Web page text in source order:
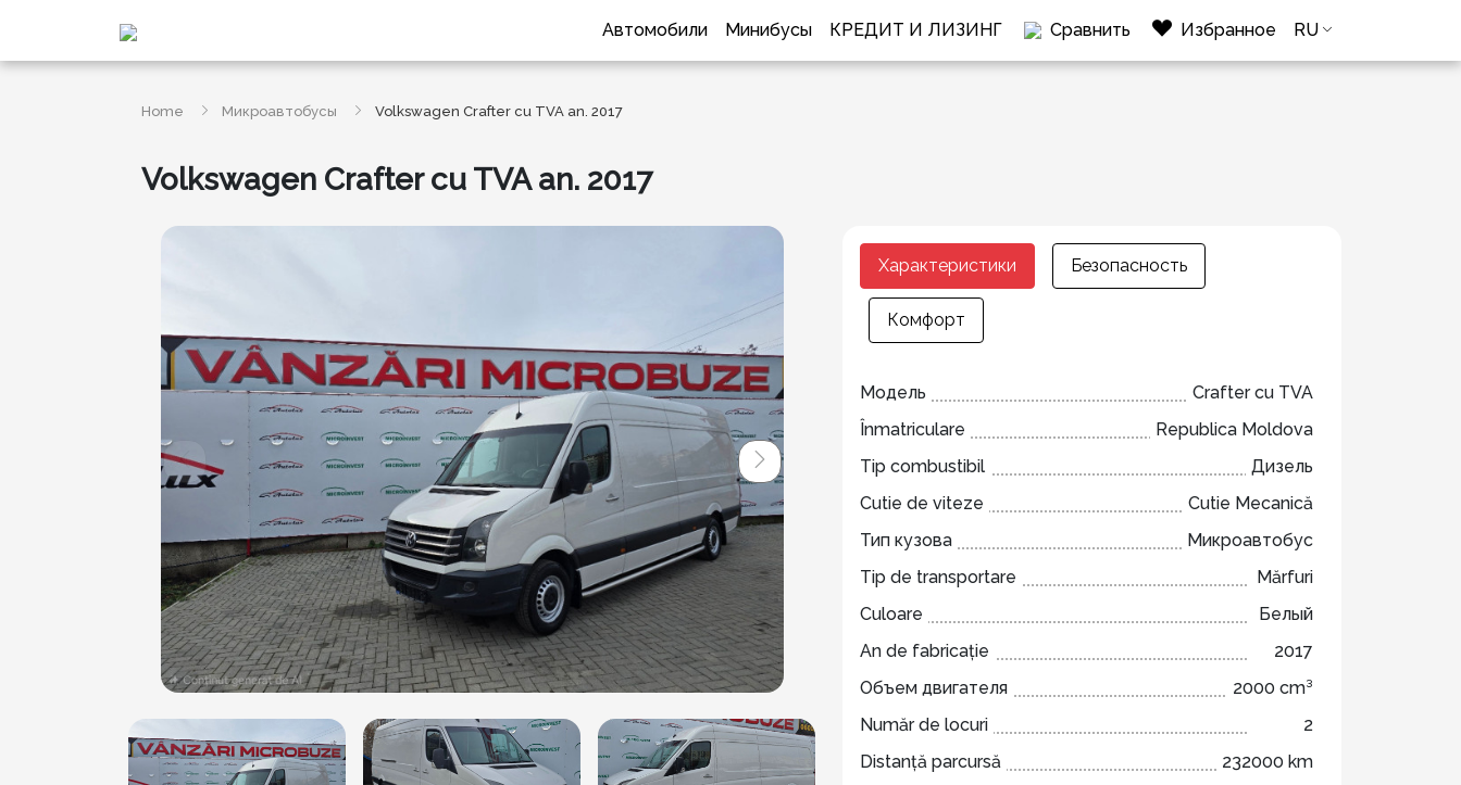
Автомобили Минибусы КРЕДИТ И ЛИЗИНГ Сравнить Избранное RU
Home Микроавтобусы Volkswagen Crafter cu TVA an. 2017
Volkswagen Crafter cu TVA an. 2017
Характеристики Безопасность
Комфорт
Модель
Crafter cu TVA
Înmatriculare
Republica Moldova
Tip combustibil
Дизель
Cutie de viteze
Cutie Mecanică
Тип кузова
Микроавтобус
Tip de transportare
Mărfuri
Culoare
Белый
An de fabricație
2017
Объем двигателя
2000 cm³
Număr de locuri
2
Distanță parcursă
232000 km